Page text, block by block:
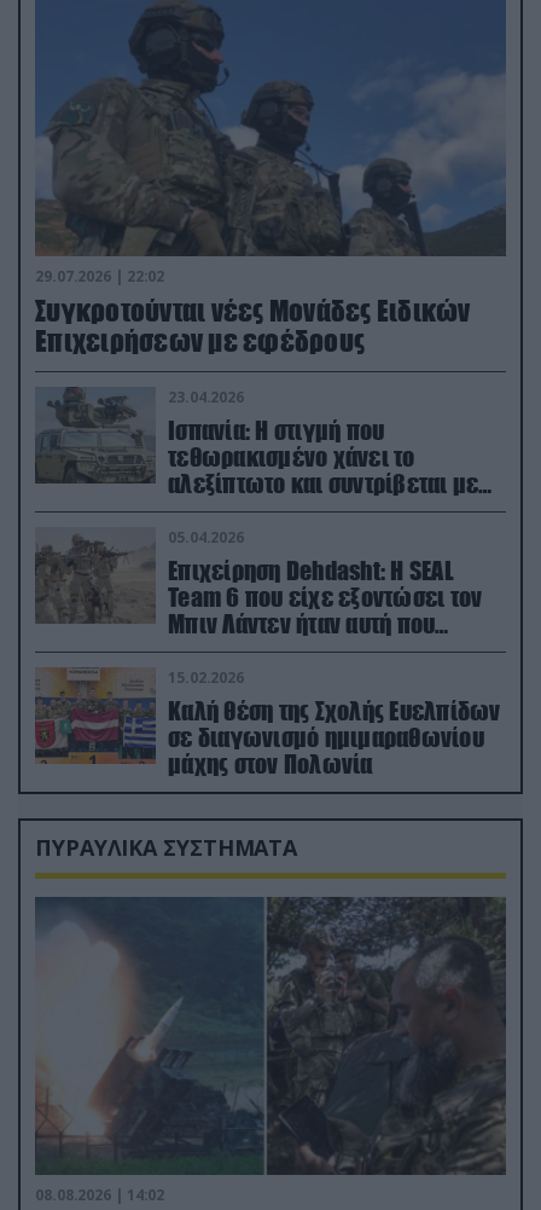
29.07.2026 | 22:02
Συγκροτούνται νέες Μονάδες Ειδικών
Επιχειρήσεων με εφέδρους
23.04.2026
Ισπανία: Η στιγμή που
τεθωρακισμένο χάνει το
αλεξίπτωτο και συντρίβεται με
ορμή στο έδαφος (βίντεο)
05.04.2026
Επιχείρηση Dehdasht: Η SEAL
Team 6 που είχε εξοντώσει τον
Μπιν Λάντεν ήταν αυτή που
διέσωσε τον πιλότο του F-15
15.02.2026
Καλή θέση της Σχολής Ευελπίδων
σε διαγωνισμό ημιμαραθωνίου
μάχης στον Πολωνία
ΠΥΡΑΥΛΙΚΑ ΣΥΣΤΗΜΑΤΑ
08.08.2026 | 14:02